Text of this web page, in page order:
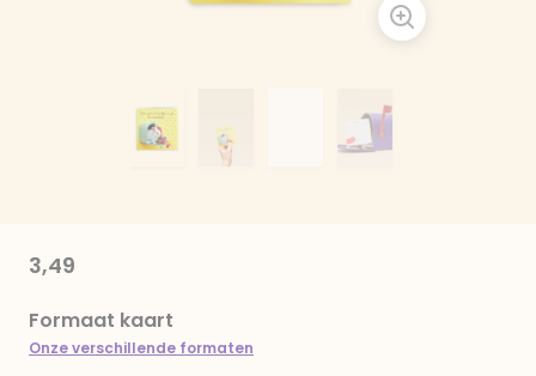
3,49
Formaat kaart
Onze verschillende formaten